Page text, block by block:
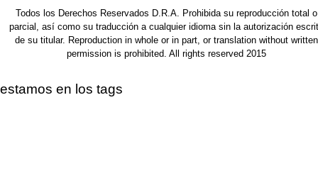
Todos los Derechos Reservados D.R.A. Prohibida su reproducción total o
parcial, así como su traducción a cualquier idioma sin la autorización
de su titular. Reproduction in whole or in part, or translation without written
permission is prohibited. All rights reserved 2015
estamos en los tags